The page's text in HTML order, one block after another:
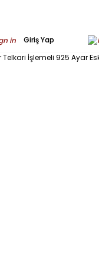
Giriş Yap